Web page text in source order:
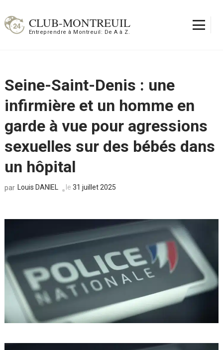
au
contenu
CLUB-MONTREUIL
Entreprendre à Montreuil: De A à Z.
Seine-Saint-Denis : une
infirmière et un homme en
garde à vue pour agressions
sexuelles sur des bébés dans
un hôpital
par Louis DANIEL le 31 juillet 2025